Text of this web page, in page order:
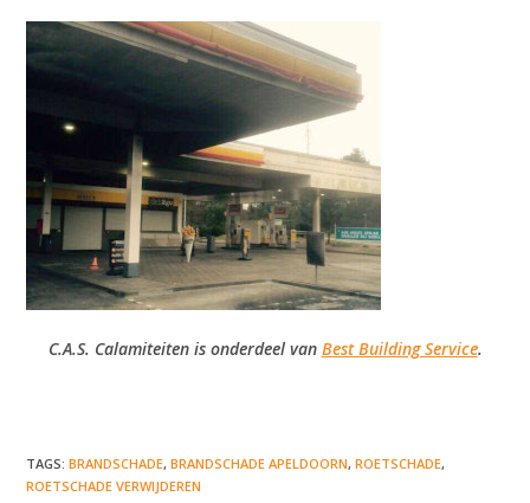
C.A.S. Calamiteiten is onderdeel van Best Building Service.
TAGS:BRANDSCHADE, BRANDSCHADE APELDOORN, ROETSCHADE,
ROETSCHADE VERWIJDEREN